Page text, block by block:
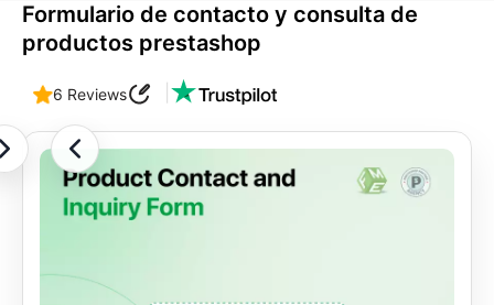
Formulario de contacto y consulta de
productos prestashop
6 Reviews